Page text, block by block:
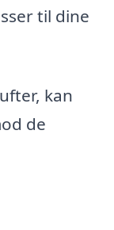
til dine
kan
de